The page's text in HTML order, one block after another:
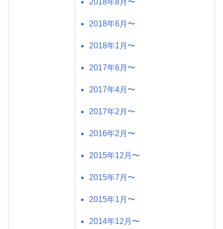
2018年8月〜
2018年6月〜
2018年1月〜
2017年6月〜
2017年4月〜
2017年2月〜
2016年2月〜
2015年12月〜
2015年7月〜
2015年1月〜
2014年12月〜